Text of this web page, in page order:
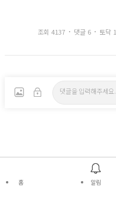
조회 4137 댓글 6 토닥 1
홈 알림